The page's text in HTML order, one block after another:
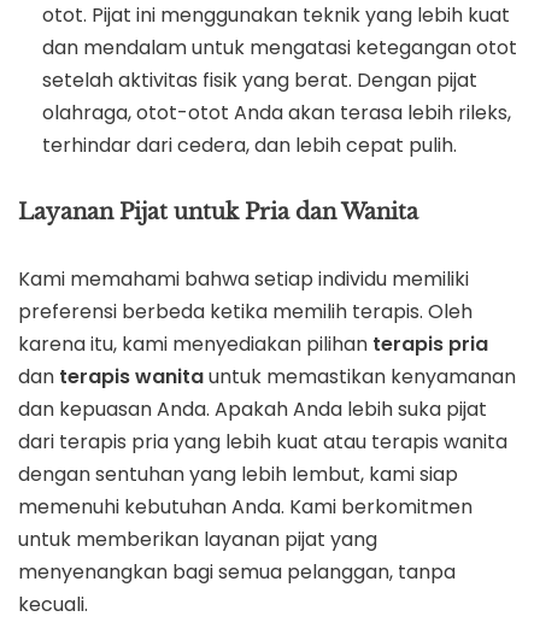
otot. Pijat ini menggunakan teknik yang lebih kuat
dan mendalam untuk mengatasi ketegangan otot
setelah aktivitas fisik yang berat. Dengan pijat
olahraga, otot-otot Anda akan terasa lebih rileks,
terhindar dari cedera, dan lebih cepat pulih.
Layanan Pijat untuk Pria dan Wanita
Kami memahami bahwa setiap individu memiliki
preferensi berbeda ketika memilih terapis. Oleh
karena itu, kami menyediakan pilihan terapis pria
dan terapis wanitauntuk memastikan kenyamanan
dan kepuasan Anda. Apakah Anda lebih suka pijat
dari terapis pria yang lebih kuat atau terapis wanita
dengan sentuhan yang lebih lembut, kami siap
memenuhi kebutuhan Anda. Kami berkomitmen
untuk memberikan layanan pijat yang
menyenangkan bagi semua pelanggan, tanpa
kecuali.